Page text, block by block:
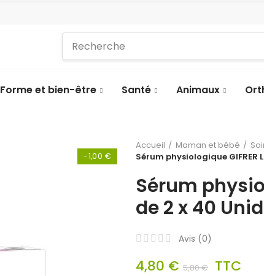
Forme et bien-être Santé Animaux
-1,00 €
Accueil Maman et bébé
Sérum physiologique GIFRER
Sérum
de 2 x 40
Avis (0)
4,80 € 5,80 € TTC